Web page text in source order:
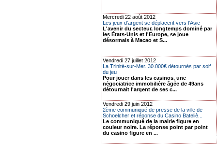
Mercredi 22 août 2012
Les jeux d'argent se déplacent vers l'Asie
L'avenir du secteur, longtemps dominé par
les États-Unis et l'Europe, se joue
désormais à Macao et S...
Vendredi 27 juillet 2012
La Trinité-sur-Mer. 30.000€ détournés par soif
du jeu
Pour jouer dans les casinos, une
négociatrice immobilière âgée de 49ans
détournait l'argent de ses c...
Vendredi 29 juin 2012
2ème communiqué de presse de la ville de
Schoelcher et réponse du Casino Bateliè...
Le communiqué de la mairie figure en
couleur noire. La réponse point par point
du casino figure en ...